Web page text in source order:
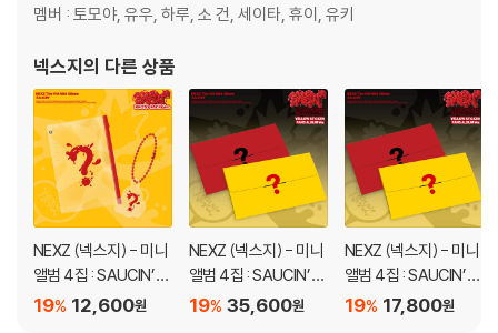
멤버 : 토모야, 유우, 하루, 소 건, 세이타, 휴이, 유키
넥스지 의 다른 상품
NEXZ (넥스지) - 미니
앨범 4집 : SAUCIN’ [P
HOTO PACK Ver.]
12,600원
19%
NEXZ (넥스지) - 미니
앨범 4집 : SAUCIN’ [S
TICKER FANS ALBU
35,600원
19%
NEXZ (넥스지) - 미니
앨범 4집 : SAUCIN’ [S
TICKER FANS ALBU
17,800원
19%